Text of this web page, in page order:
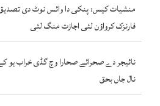
منشیات کیس: پنکی دا وائس نوٹ دی تصدیق
فارنزک کرواؤن لئی اجازت منگ لئی
نال جاں بحق